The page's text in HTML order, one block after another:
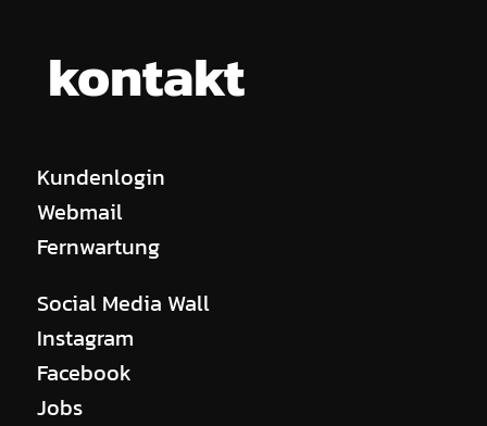
kontakt
Kundenlogin
Webmail
Fernwartung
Social Media Wall
Instagram
Facebook
Jobs